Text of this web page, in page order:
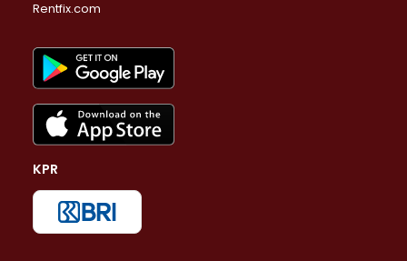
Rentfix.com
KPR